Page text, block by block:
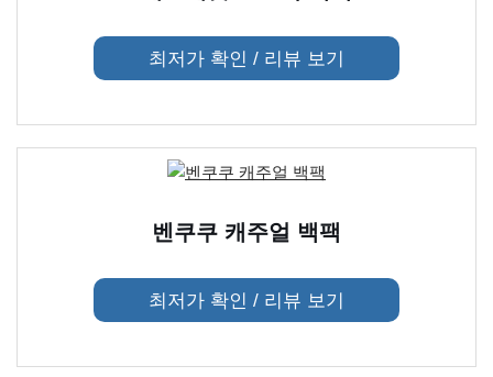
최저가 확인 / 리뷰 보기
벤쿠쿠 캐주얼 백팩
최저가 확인 / 리뷰 보기